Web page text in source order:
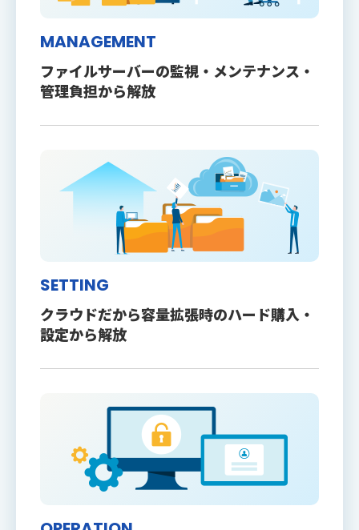
MANAGEMENT
ファイルサーバーの監視・メンテナンス・
管理負担から解放
SETTING
クラウドだから容量拡張時のハード購入・
設定から解放